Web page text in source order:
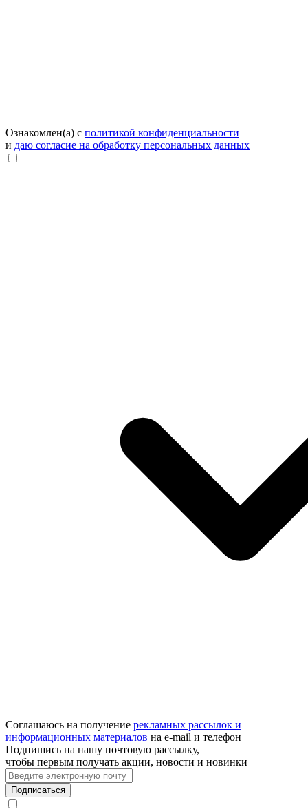
Ознакомлен(а) с политикой конфиденциальности
и даю согласие на обработку персональных данных
Соглашаюсь на получение рекламных рассылок и
информационных материалов на e‑mail и телефон
Подпишись на нашу почтовую рассылку,
чтобы первым получать акции, новости и новинки
Подписаться